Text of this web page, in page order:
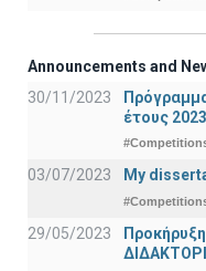
Announcements and
30/11/2023
έτους
03/07/2023 My
29/05/2023